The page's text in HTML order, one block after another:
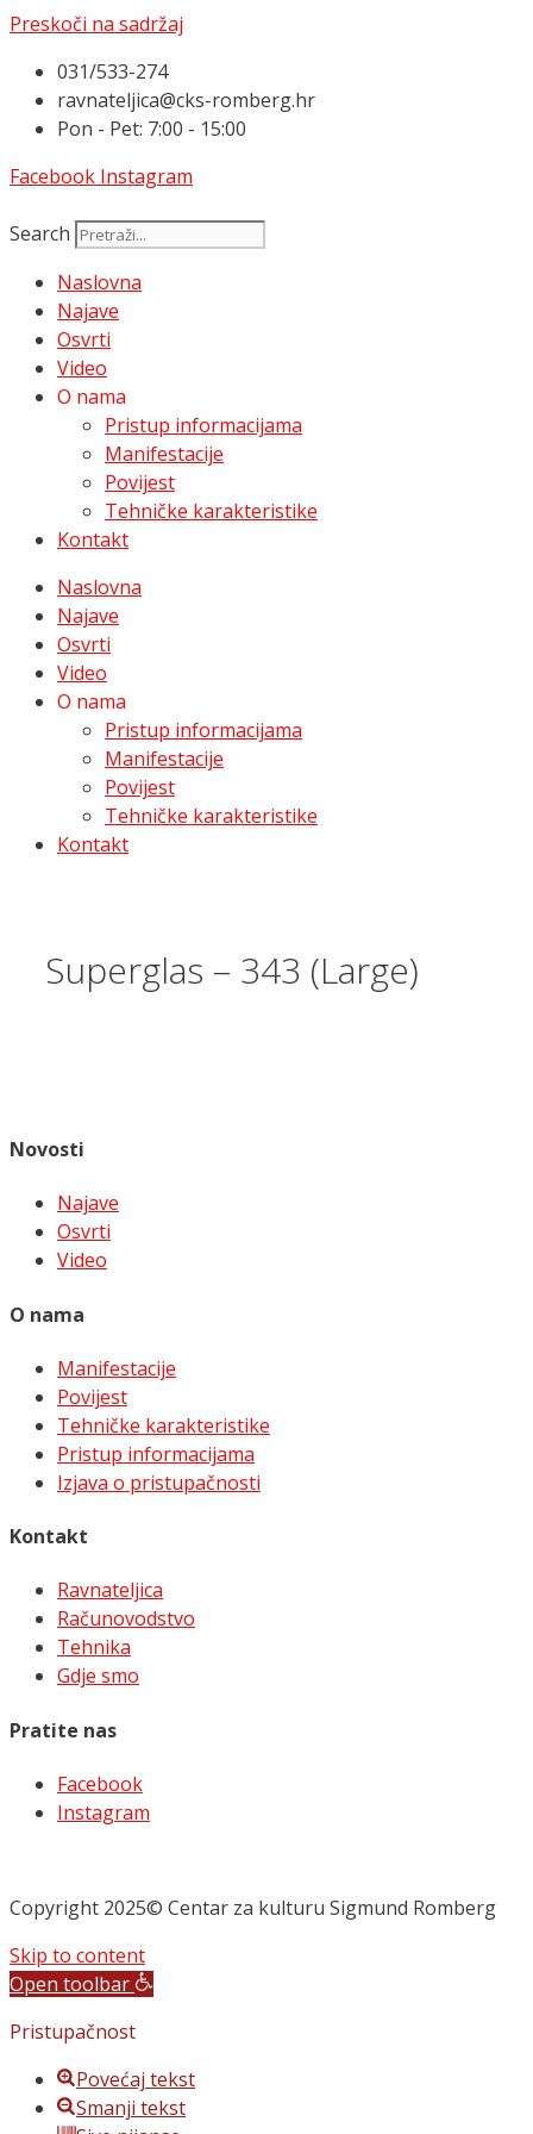
Preskoči na sadržaj
031/533-274
ravnateljica@cks-romberg.hr
Pon - Pet: 7:00 - 15:00
Facebook Instagram
Search
Naslovna
Najave
Osvrti
Video
O nama
Pristup informacijama
Manifestacije
Povijest
Tehničke karakteristike
Kontakt
Naslovna
Najave
Osvrti
Video
O nama
Pristup informacijama
Manifestacije
Povijest
Tehničke karakteristike
Kontakt
Superglas – 343 (Large)
Novosti
Najave
Osvrti
Video
O nama
Manifestacije
Povijest
Tehničke karakteristike
Pristup informacijama
Izjava o pristupačnosti
Kontakt
Ravnateljica
Računovodstvo
Tehnika
Gdje smo
Pratite nas
Facebook
Instagram
Copyright 2025© Centar za kulturu Sigmund Romberg
Skip to content
Open toolbar
Pristupačnost
Povećaj tekst
Smanji tekst